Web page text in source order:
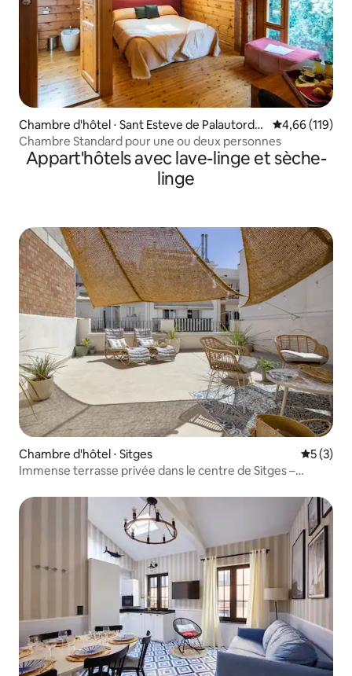
Chambre d'hôtel ⋅ Sant Esteve de Palautorder
a
Évaluation
4,66 (119)
Chambre Standard pour une ou deux personnes
Appart'hôtels avec lave-linge et sèche-
linge
Chambre d'hôtel ⋅ Sitges
5 (3)
Immense terrasse privée dans le centre de Sitges –